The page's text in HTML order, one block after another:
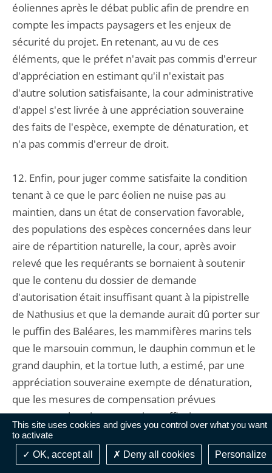
This site uses cookies and gives you control over what you want
to activate
OK, accept all
Deny all cookies Personalize
éoliennes après le débat public afin de prendre en
compte les impacts paysagers et les enjeux de
sécurité du projet. En retenant, au vu de ces
éléments, que le préfet n'avait pas commis d'erreur
d'appréciation en estimant qu'il n'existait pas
d'autre solution satisfaisante, la cour administrative
d'appel s'est livrée à une appréciation souveraine
des faits de l'espèce, exempte de dénaturation, et
n'a pas commis d'erreur de droit.
12. Enfin, pour juger comme satisfaite la condition
tenant à ce que le parc éolien ne nuise pas au
maintien, dans un état de conservation favorable,
des populations des espèces concernées dans leur
aire de répartition naturelle, la cour, après avoir
relevé que les requérants se bornaient à soutenir
que le contenu du dossier de demande
d'autorisation était insuffisant quant à la pipistrelle
de Nathusius et que la demande aurait dû porter sur
le puffin des Baléares, les mammifères marins tels
que le marsouin commun, le dauphin commun et le
grand dauphin, et la tortue luth, a estimé, par une
appréciation souveraine exempte de dénaturation,
que les mesures de compensation prévues
concernant les oiseaux marins suffisaient pour
répondre à cette condition.
13. Il résulte de tout ce qui précède que l'association